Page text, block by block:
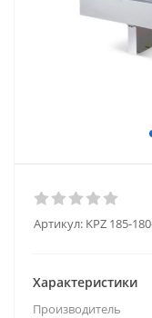
Артикул: KPZ 185-
Характеристики
Производитель